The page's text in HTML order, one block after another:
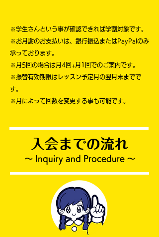
※学生さんという事が確認できれば学割対象です。
※お月謝のお支払いは、銀行振込またはPayPalのみ
承っております。
※月5回の場合は月4回+月1回でのご案内です。
※振替有効期限はレッスン予定月の翌月末までで
す。
​※月によって回数を変更する事も可能です。
入会までの流れ
〜 Inquiry and Procedure 〜